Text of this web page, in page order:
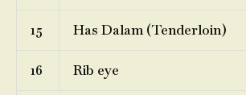
15 Has Dalam (Tenderloin)
16 Rib eye